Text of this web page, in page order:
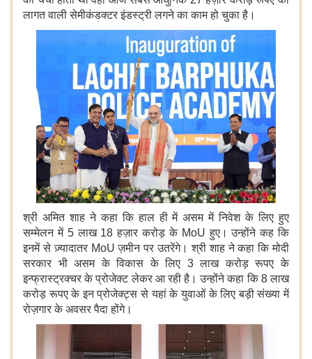
लागत वाली सेमीकंडक्टर इंडस्ट्री लगने का काम हो चुका है।
श्री अमित शाह ने कहा कि हाल ही में असम में निवेश के लिए हुए
सम्मेलन में 5 लाख 18 हज़ार करोड़ के MoU हुए। उन्होंने कह कि
इनमें से ज़्यादातर MoU ज़मीन पर उतरेंगे। श्री शाह ने कहा कि मोदी
सरकार भी असम के विकास के लिए 3 लाख करोड़ रूपए के
इन्फ्रास्ट्रक्चर के प्रोजेक्ट लेकर आ रही है। उन्होंने कहा कि 8 लाख
करोड़ रूपए के इन प्रोजेक्ट्स से यहां के युवाओं के लिए बड़ी संख्या में
रोज़गार के अवसर पैदा होंगे।